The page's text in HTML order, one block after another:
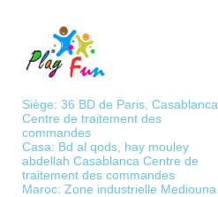
Siège: 36 BD de Paris, Casablanca
Centre de traitement des
commandes
Casa: Bd al qods, hay mouley
abdellah Casablanca Centre de
traitement des commandes
Maroc: Zone industrielle Mediouna